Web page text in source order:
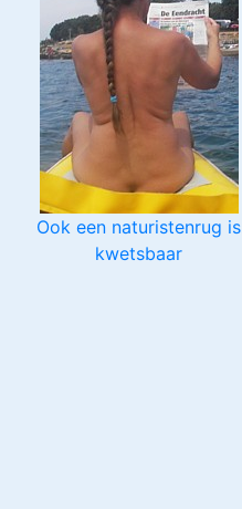
Ook een naturistenrug is
kwetsbaar